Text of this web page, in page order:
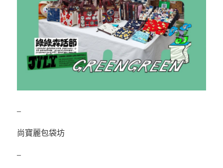
–
尚寶麗包袋坊
–